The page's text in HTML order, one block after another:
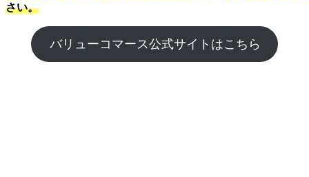
さい。
バリューコマース公式サイトはこちら